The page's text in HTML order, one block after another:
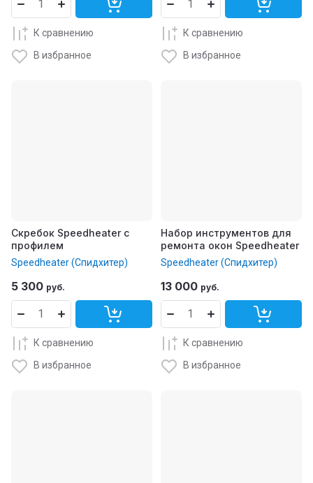
К сравнению
В избранное
К сравнению
В избранное
Скребок Speedheater с
профилем
Speedheater (Спидхитер)
5 300 руб.
К сравнению
В избранное
Набор инструментов для
ремонта окон Speedheater
Speedheater (Спидхитер)
13 000 руб.
К сравнению
В избранное